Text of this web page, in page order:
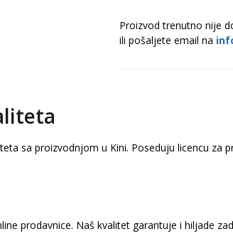
Proizvod trenutno nije
ili pošaljete email na
sa proizvodnjom u Kini. Poseduju licencu za
prodavnice. Naš kvalitet garantuje i hiljade